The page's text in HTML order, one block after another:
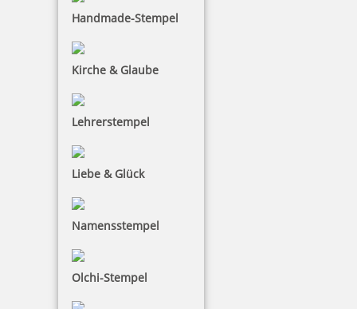
Handmade-Stempel
Kirche & Glaube
Lehrerstempel
Liebe & Glück
Namensstempel
Olchi-Stempel